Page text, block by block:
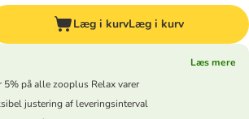
Læg i kurvLæg i kurv
Læs mere
5% på alle zooplus Relax varer
justering af leveringsinterval